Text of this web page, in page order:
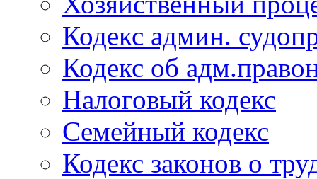
Кодекс админ.
Кодекс об
Налоговый кодекс
Семейный кодекс
Кодекс законов о